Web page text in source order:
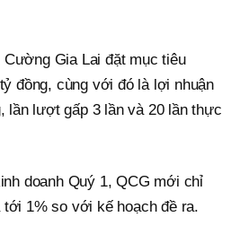
Cường Gia Lai đặt mục tiêu
đồng, cùng với đó là lợi nhuận
lần lượt gấp 3 lần và 20 lần thực
doanh Quý 1, QCG mới chỉ
1% so với kế hoạch đề ra.